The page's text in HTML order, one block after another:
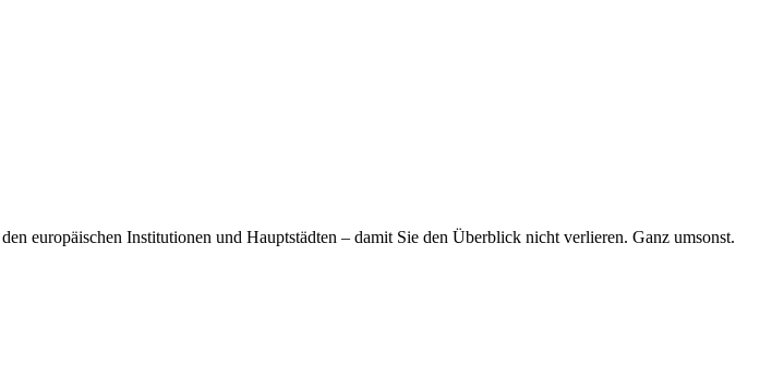
europäischen Institutionen und Hauptstädten – damit Sie den Überblick nicht verlieren. Ganz umsonst.